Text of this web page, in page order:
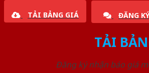
TẢI BẢNG GIÁ ĐĂNG
TẢI
Đăng ký nhận báo giá